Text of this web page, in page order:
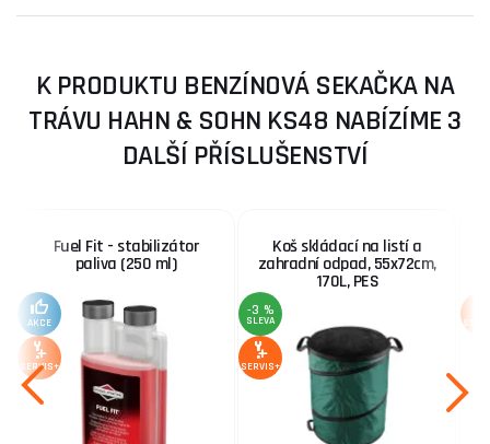
K PRODUKTU BENZÍNOVÁ SEKAČKA NA
TRÁVU HAHN & SOHN KS48 NABÍZÍME 3
DALŠÍ PŘÍSLUŠENSTVÍ
Fuel Fit - stabilizátor
paliva (250 ml)
AKCE
SERVIS+
Koš skládací na listí a
zahradní odpad, 55x72cm,
170L, PES
-3 %
SLEVA
SERVIS+